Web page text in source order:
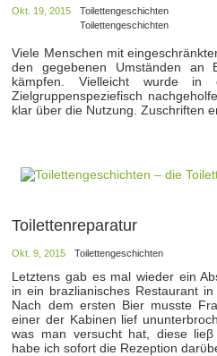
Okt. 19, 2015
Toilettengeschichten
Toilettengeschichten
Viele Menschen mit
den gegebenen Umständen an
kämpfen. Vielleicht wurde in
Zielgruppenspeziefisch
klar über die Nutzung. Zuschriften
Toilettenreparatur
Okt. 9, 2015 Toilettengeschichten
Letztens gab es mal wieder ein
in ein brazlianisches Restaurant
Nach dem ersten Bier musste
einer der Kabinen lief
was man versucht hat, diese
habe ich sofort die Rezeption